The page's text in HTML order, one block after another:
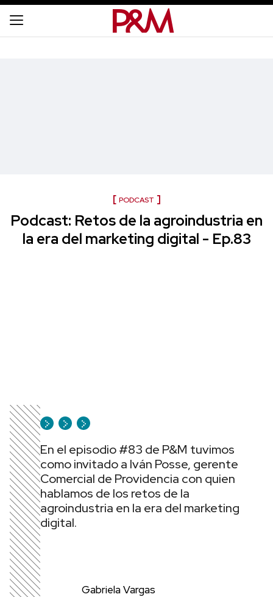
PODCAST
Podcast: Retos de la agroindustria en
la era del marketing digital - Ep.83
En el episodio #83 de P&M tuvimos
como invitado a Iván Posse, gerente
Comercial de Providencia con quien
hablamos de los retos de la
agroindustria en la era del marketing
digital.
Gabriela Vargas